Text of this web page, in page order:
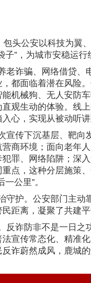
头公安以科技为翼
”，为城市安稳运行
老诈骗、网络借贷、
都面临着潜在风险
机械狗、无人安防
观生动的体验。线
心，实现从被动听讲
宣传下沉基层、靶向
商环境；面向老年
罪、网络陷阱；深
点，这种分层施策
公里”。
守护。公安部门主动
距离，凝聚了共建平
诈防非不是一日之
宣传常态化、精准
诈蔚然成风，鹿城